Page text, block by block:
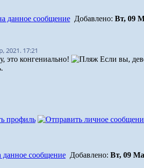
Добавлено: Вт, 09
2021. 17:21
это конгениально!
Если вы,
Добавлено: Вт, 09